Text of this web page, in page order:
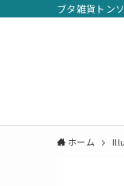
ブタ雑貨トン
ホーム